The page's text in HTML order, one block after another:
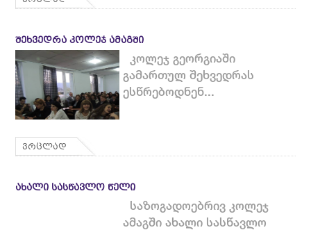
ᲨᲔᲮᲕᲔᲓᲠᲐ ᲙᲝᲚᲔᲯ ᲐᲛᲐᲒᲨᲘ
კოლეჯ გეორგიაში
გამართულ შეხვედრას
ესწრებოდნენ...
ვრცლად
ᲐᲮᲐᲚᲘ ᲡᲐᲡᲬᲐᲕᲚᲝ ᲬᲔᲚᲘ
საზოგადოებრივ კოლეჯ
ამაგში ახალი სასწავლო